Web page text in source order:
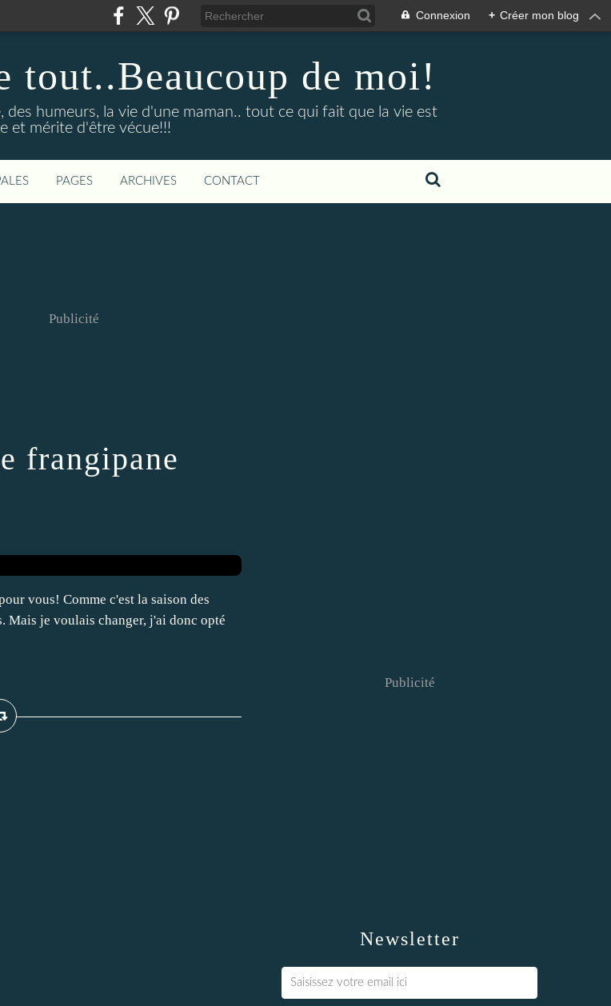
Connexion + Créer mon blog
tout..Beaucoup de moi!
des humeurs, la vie d'une maman.. tout ce qui fait que la vie est
et mérite d'être vécue!!!
PAGES ARCHIVES CONTACT
Publicité
frangipane
vous! Comme c'est la saison des
Mais je voulais changer, j'ai donc opté
Newsletter
Publicité